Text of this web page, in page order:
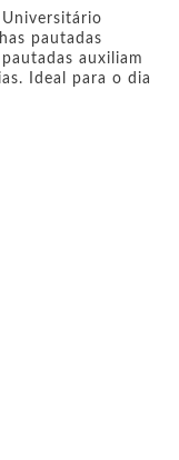
pautadas
auxiliam
Ideal para o dia